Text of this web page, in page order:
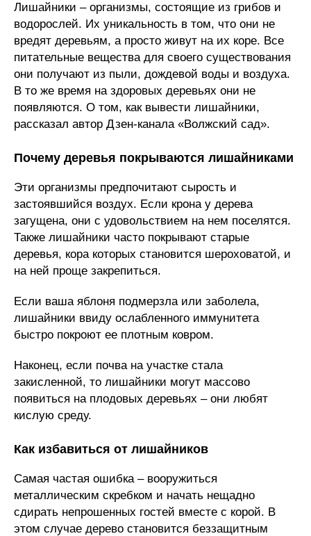
Лишайники – организмы, состоящие из грибов и
водорослей. Их уникальность в том, что они не
вредят деревьям, а просто живут на их коре. Все
питательные вещества для своего существования
они получают из пыли, дождевой воды и воздуха.
В то же время на здоровых деревьях они не
появляются. О том, как вывести лишайники,
рассказал автор Дзен-канала «Волжский сад».
Почему деревья покрываются лишайниками
Эти организмы предпочитают сырость и
застоявшийся воздух. Если крона у дерева
загущена, они с удовольствием на нем поселятся.
Также лишайники часто покрывают старые
деревья, кора которых становится шероховатой, и
на ней проще закрепиться.
Если ваша яблоня подмерзла или заболела,
лишайники ввиду ослабленного иммунитета
быстро покроют ее плотным ковром.
Наконец, если почва на участке стала
закисленной, то лишайники могут массово
появиться на плодовых деревьях – они любят
кислую среду.
Как избавиться от лишайников
Самая частая ошибка – вооружиться
металлическим скребком и начать нещадно
сдирать непрошенных гостей вместе с корой. В
этом случае дерево становится беззащитным